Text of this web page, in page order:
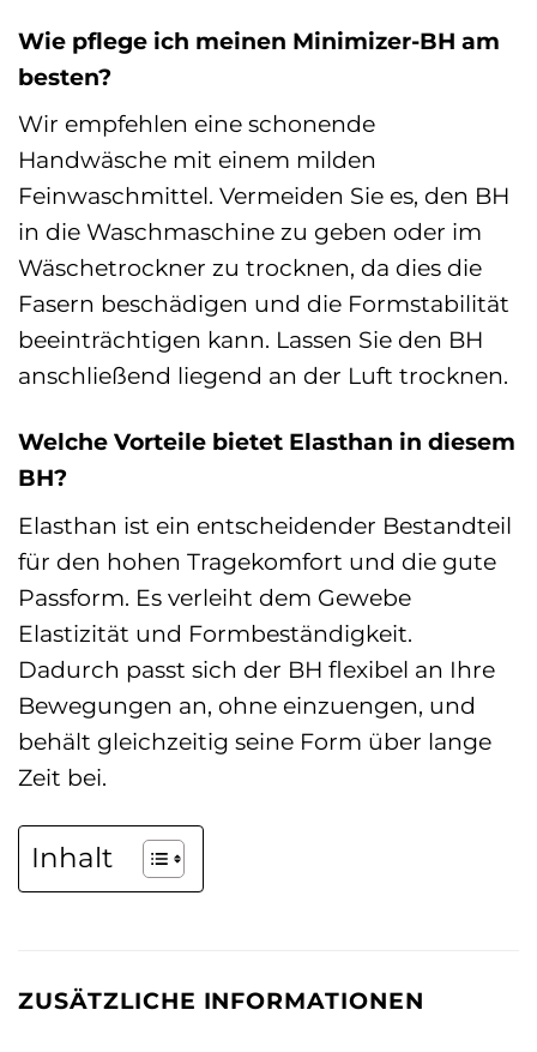
Wie pflege ich meinen Minimizer-BH am
besten?
Wir empfehlen eine schonende
Handwäsche mit einem milden
Feinwaschmittel. Vermeiden Sie es, den BH
in die Waschmaschine zu geben oder im
Wäschetrockner zu trocknen, da dies die
Fasern beschädigen und die Formstabilität
beeinträchtigen kann. Lassen Sie den BH
anschließend liegend an der Luft trocknen.
Welche Vorteile bietet Elasthan in diesem
BH?
Elasthan ist ein entscheidender Bestandteil
für den hohen Tragekomfort und die gute
Passform. Es verleiht dem Gewebe
Elastizität und Formbeständigkeit.
Dadurch passt sich der BH flexibel an Ihre
Bewegungen an, ohne einzuengen, und
behält gleichzeitig seine Form über lange
Zeit bei.
Inhalt
ZUSÄTZLICHE INFORMATIONEN